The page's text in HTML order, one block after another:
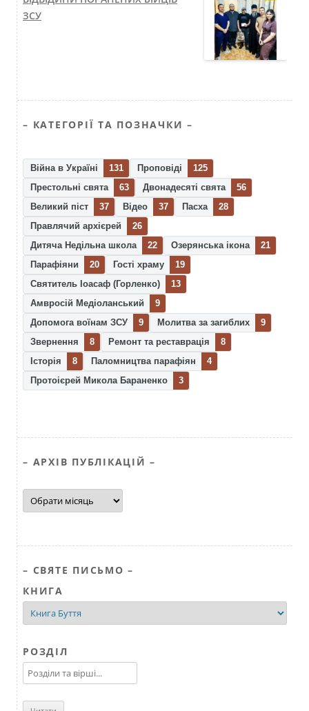
ЗСУ
– КАТЕГОРІЇ ТА ПОЗНАЧКИ –
Війна в Україні 131 Проповіді
125
Престольні свята
63 Двонадесяті свята
56
Великий піст
37 Відео 37 Пасха
28
Правлячий архієрей
26
Дитяча Недільна школа
22 Озерянська ікона
21
Парафіяни
20 Гості храму
19
Святитель Іоасаф (Горленко)
13
Амвросій Медіоланський
9
Допомога воїнам ЗСУ
9 Молитва за загиблих
9
Звернення
8 Ремонт та реставрація
8
Історія
8 Паломництва парафіян
4
Протоієрей Микола Бараненко
3
– АРХІВ ПУБЛІКАЦІЙ –
–
АРХІВ
ПУБЛІКАЦІЙ
– СВЯТЕ ПИСЬМО –
КНИГА
РОЗДІЛ